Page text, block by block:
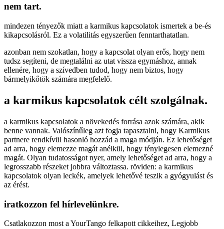
nem tart.
mindezen tényezők miatt a karmikus kapcsolatok ismertek a be-és
kikapcsolásról. Ez a volatilitás egyszerűen fenntarthatatlan.
azonban nem szokatlan, hogy a kapcsolat olyan erős, hogy nem
tudsz segíteni, de megtalálni az utat vissza egymáshoz, annak
ellenére, hogy a szívedben tudod, hogy nem biztos, hogy
bármelyikőtök számára megfelelő.
a karmikus kapcsolatok célt szolgálnak.
a karmikus kapcsolatok a növekedés forrása azok számára, akik
benne vannak. Valószínűleg azt fogja tapasztalni, hogy Karmikus
partnere rendkívül hasonló hozzád a maga módján. Ez lehetőséget
ad arra, hogy elemezze magát anélkül, hogy ténylegesen elemezné
magát. Olyan tudatosságot nyer, amely lehetőséget ad arra, hogy a
legrosszabb részeket jobbra változtassa. röviden: a karmikus
kapcsolatok olyan leckék, amelyek lehetővé teszik a gyógyulást és
az érést.
iratkozzon fel hírlevelünkre.
Csatlakozzon most a YourTango felkapott cikkeihez, Legjobb